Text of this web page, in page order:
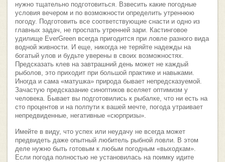
нужно тщательно подготовиться. Взвесить какие погодные
условия вечером и по возможности определить утреннюю
погоду. Подготовить все соответствующие снасти и одно из
главных задач, не проспать утренней зари. Кастинговое
удилище EverGreen всегда пригодится при ловле разного вида
водной живности. И еще, никогда не теряйте надежды на
богатый улов и будьте уверены в своих возможностях.
Предсказать клев на завтрашний день может не каждый
рыболов, это приходит при большой практике и навыками.
Иногда и сама «матушка» природа бывает непредсказуемой.
Зачастую предсказание синоптиков вселяет оптимизм у
человека. Бывает вы подготовились к рыбалке, что ни есть на
сто процентов и на полпути к вашей мечте, погода утраивает
непредвиденные, негативные «сюрпризы».
Имейте в виду, что успех или неудачу не всегда может
предвидеть даже опытный любитель рыбной ловли. В этом
деле нужно быть готовым к любым погодным «выходкам».
Если погода полностью не установилась на поимку идите